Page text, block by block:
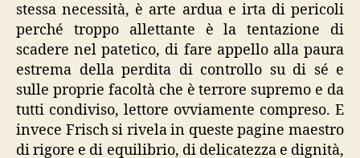
stessa necessità, è arte ardua e irta di pericoli
perché troppo allettante è la tentazione di
scadere nel patetico, di fare appello alla paura
estrema della perdita di controllo su di sé e
sulle proprie facoltà che è terrore supremo e da
tutti condiviso, lettore ovviamente compreso. E
invece Frisch si rivela in queste pagine maestro
di rigore e di equilibrio, di delicatezza e dignità,